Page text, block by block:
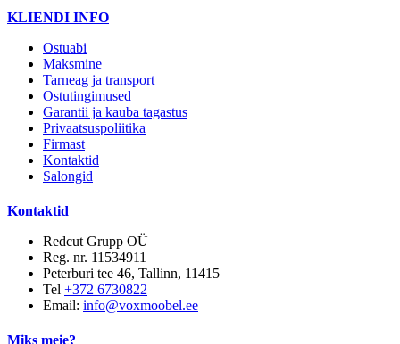
KLIENDI INFO
Ostuabi
Maksmine
Tarneag ja transport
Ostutingimused
Garantii ja kauba tagastus
Privaatsuspoliitika
Firmast
Kontaktid
Salongid
Kontaktid
Redcut Grupp OÜ
Reg. nr. 11534911
Peterburi tee 46, Tallinn, 11415
Tel +372 6730822
Email: info@voxmoobel.ee
Miks meie?